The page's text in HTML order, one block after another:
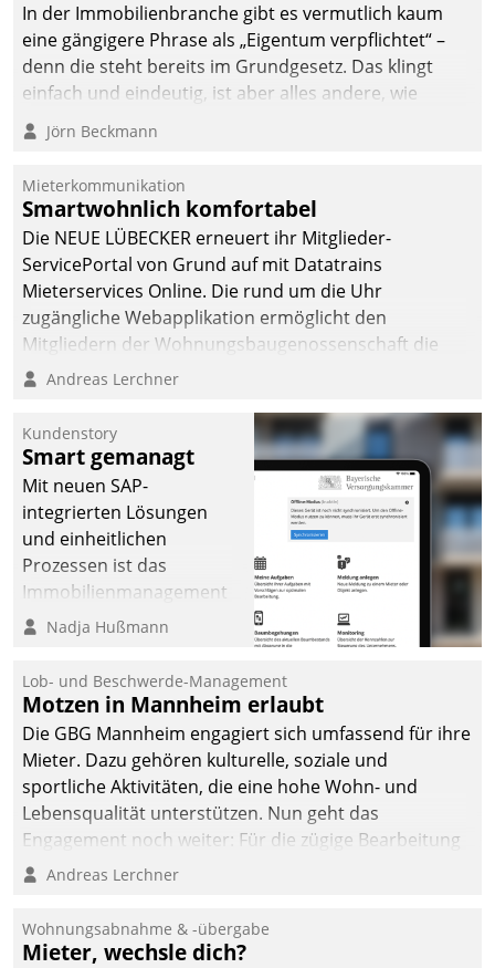
In der Immobilienbranche gibt es vermutlich kaum
eine gängigere Phrase als „Eigentum verpflichtet“ –
denn die steht bereits im Grundgesetz. Das klingt
einfach und eindeutig, ist aber alles andere, wie
Branchenbeschäftigte wissen. Denn mit der
Verantwortung folgen Verpflichtungen.
Jörn Beckmann
Mieterkommunikation
Smartwohnlich komfortabel
Die NEUE LÜBECKER erneuert ihr Mitglieder-
ServicePortal von Grund auf mit Datatrains
Mieterservices Online. Die rund um die Uhr
zugängliche Webapplikation ermöglicht den
Mitgliedern der Wohnungs­bau­genossenschaft die
Kontaktaufnahme per Smartphone, Tablet oder PC.
Andreas Lerchner
Kundenstory
Smart gemanagt
Mit neuen SAP-
integrierten Lösungen
und einheitlichen
Prozessen ist das
Immobilienmanagement
der Bayerischen
Ressort Kapitalanlage für
künftige Aufgaben und
Herausforderungen
gerüstet.
Nadja Hußmann
Lob- und Beschwerde-Management
Motzen in Mannheim erlaubt
Die GBG Mannheim engagiert sich umfassend für ihre
Mieter. Dazu gehören kulturelle, soziale und
sportliche Aktivitäten, die eine hohe Wohn- und
Lebensqualität unterstützen. Nun geht das
Engagement noch weiter: Für die zügige Bearbeitung
von Beschwerden – oder Lob – richtet das
und Beschwerde-Management einen eigenen Kanal
ein.
Andreas Lerchner
Wohnungsabnahme & -übergabe
Mieter, wechsle dich?